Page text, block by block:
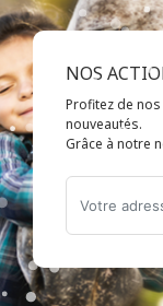
NOS
Profitez de
nouveautés.
Grâce à notre